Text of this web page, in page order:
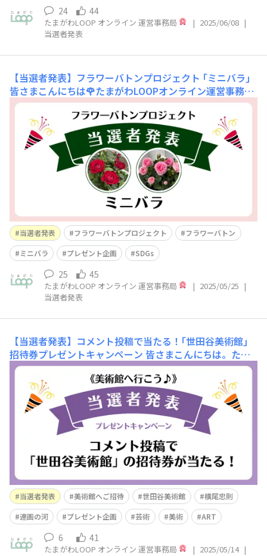
24 44
たまがわLOOP オンライン 運営事務局 | 2025/06/08 |
当選者発表
【当選者発表】フラワーバトンプロジェクト ｢ミニバラ｣
皆さまこんにちは🌹たまがわLOOPオンライン運営事務局
です。フラワーバトンプロジェクト ｢ミニバラ｣ に、大変
多くの皆さまからご応募いただきました！コメントを投稿
してくださった皆さま、そして “いいね” やコメント返信
でキャンペーンを盛りあげてくださった皆さま、本当にあ
りがとうございます😆本キャンペ
当選者発表 フラワーバトンプロジェクト
フラワーバトン
ミニバラ
プレゼント企画 SDGs
25 45
たまがわLOOP オンライン 運営事務局 | 2025/05/25 |
当選者発表
【当選者発表】コメント投稿で当たる！｢世田谷美術館｣
招待券プレゼントキャンペーン 皆さまこんにちは。たま
がわLOOPオンライン運営事務局です。【《美術館へ行こ
う♪》5組10名様を ｢世田谷美術館｣ にご招待 】キャンペ
ーンに、多くの皆さまからご投稿いただきました。最近鑑
賞した展覧会のこと、世田谷美術館のこと、横尾忠則氏に
関することなど、コメントをご投稿くださった皆さま本当
当選者発表 美術館へご招待 世田谷美術館
横尾忠則
連画の河
プレゼント企画 芸術 美術 ART
6 41
たまがわLOOP オンライン 運営事務局 | 2025/05/14 |